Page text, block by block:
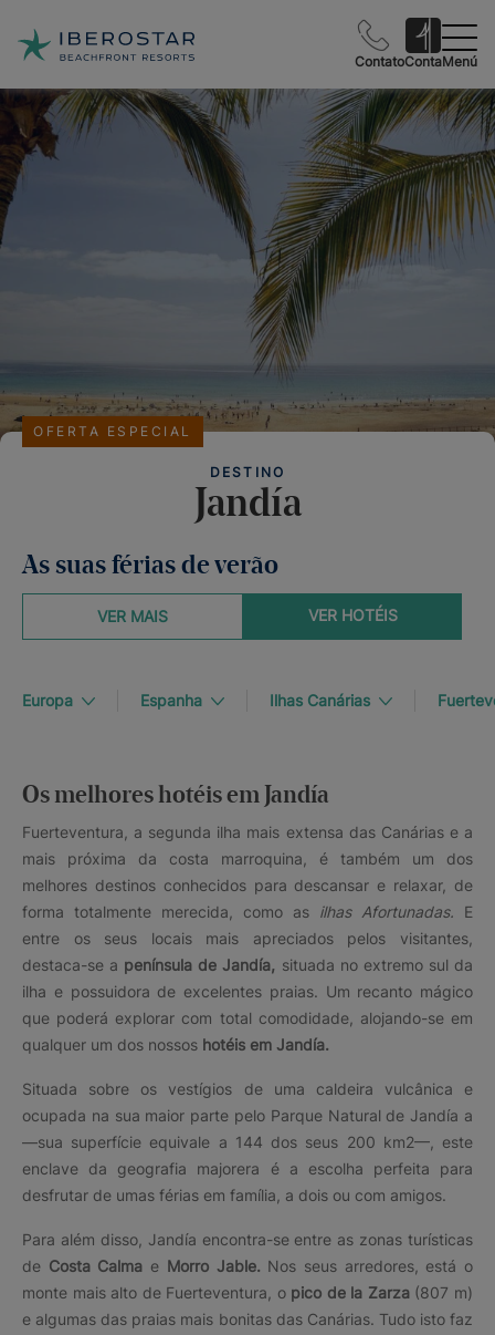
ContatoContaMenú
DESTINO
Jandía
OFERTA ESPECIAL
As suas férias de verão
VER HOTÉIS
VER MAIS
Europa Espanha Ilhas Canárias
Os melhores hotéis em Jandía
Fuerteventura, a segunda ilha mais extensa das Canárias e a
mais próxima da costa marroquina, é também um dos
melhores destinos conhecidos para descansar e relaxar, de
forma totalmente merecida, como as ilhas Afortunadas. E
entre os seus locais mais apreciados pelos visitantes,
destaca-se a península de Jandía, situada no extremo sul da
ilha e possuidora de excelentes praias. Um recanto mágico
que poderá explorar com total comodidade, alojando-se em
qualquer um dos nossos hotéis em Jandía.
Situada sobre os vestígios de uma caldeira vulcânica e
ocupada na sua maior parte pelo Parque Natural de Jandía a
—sua superfície equivale a 144 dos seus 200 km2—, este
enclave da geografia majorera é a escolha perfeita para
desfrutar de umas férias em família, a dois ou com amigos.
Para além disso, Jandía encontra-se entre as zonas turísticas
de Costa Calma e Morro Jable. Nos seus arredores, está o
monte mais alto de Fuerteventura, o pico de la Zarza(807 m)
e algumas das praias mais bonitas das Canárias. Tudo isto faz